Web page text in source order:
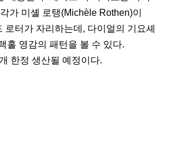
가 미셸 로탱(Michèle Rothen)이
로터가 자리하는데, 다이얼의 기요셰
홀 영감의 패턴을 볼 수 있다.
한정 생산될 예정이다.